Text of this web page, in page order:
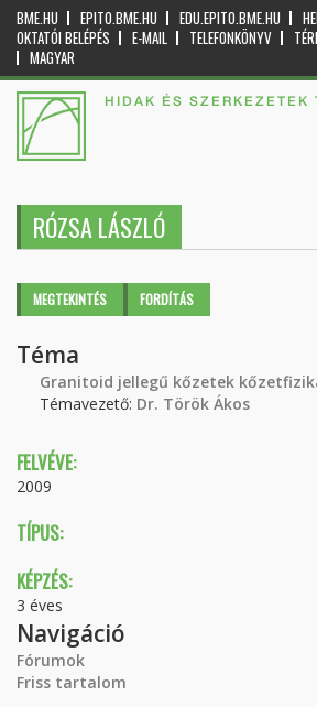
BME.HU EPITO.BME.HU EDU.EPITO.BME.HU
OKTATÓI BELÉPÉS
E-MAIL TELEFONKÖNYV
MAGYAR
HIDAK ÉS SZERKEZETEK
RÓZSA LÁSZLÓ
Elsődleges fülek
MEGTEKINTÉS (AKTÍVFORDÍTÁS
Téma
Granitoid jellegű kőzetek
Témavezető: Dr. Török Ákos
FELVÉVE:
2009
TÍPUS:
KÉPZÉS:
3 éves
Navigáció
Fórumok
Friss tartalom